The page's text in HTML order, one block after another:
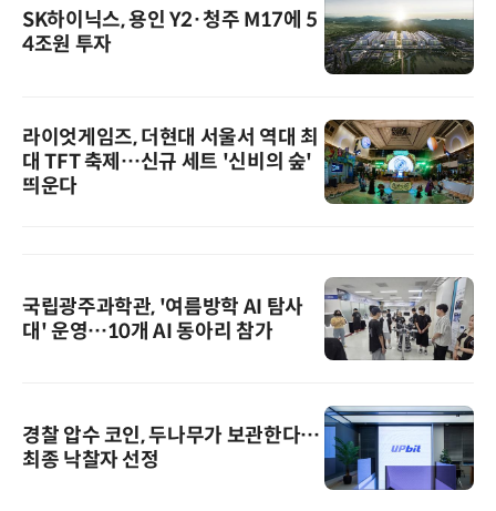
SK하이닉스, 용인 Y2·청주 M17에 5
4조원 투자
라이엇게임즈, 더현대 서울서 역대 최
대 TFT 축제…신규 세트 '신비의 숲'
띄운다
국립광주과학관, '여름방학 AI 탐사
대' 운영…10개 AI 동아리 참가
경찰 압수 코인, 두나무가 보관한다…
최종 낙찰자 선정